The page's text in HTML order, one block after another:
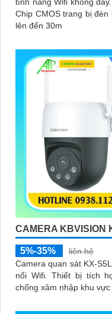
Chip CMOS trang bị
lên đến 30m
CAMERA KBVISION
5%-35%
liên hệ
Camera quan sát KX-
nối Wifi. Thiết bị tích hợp chức năng bảo vệ thông minh
chống xâm nhập khu